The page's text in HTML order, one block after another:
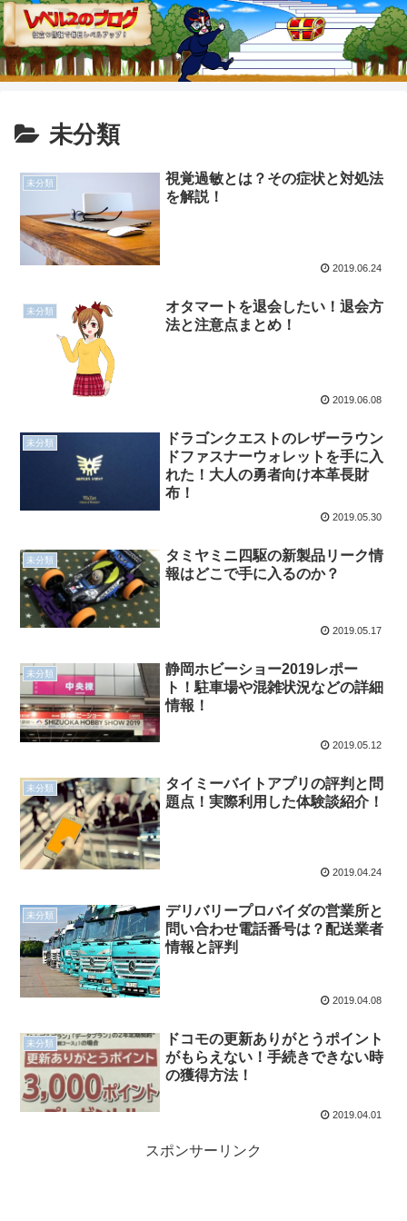
未分類
未分類
視覚過敏とは？その症状と対処法
を解説！
2019.06.24
未分類
オタマートを退会したい！退会方
法と注意点まとめ！
2019.06.08
未分類
ドラゴンクエストのレザーラウン
ドファスナーウォレットを手に入
れた！大人の勇者向け本革長財
布！
2019.05.30
未分類
タミヤミニ四駆の新製品リーク情
報はどこで手に入るのか？
2019.05.17
未分類
静岡ホビーショー2019レポー
ト！駐車場や混雑状況などの詳細
情報！
2019.05.12
未分類
タイミーバイトアプリの評判と問
題点！実際利用した体験談紹介！
2019.04.24
未分類
デリバリープロバイダの営業所と
問い合わせ電話番号は？配送業者
情報と評判
2019.04.08
未分類
ドコモの更新ありがとうポイント
がもらえない！手続きできない時
の獲得方法！
2019.04.01
スポンサーリンク